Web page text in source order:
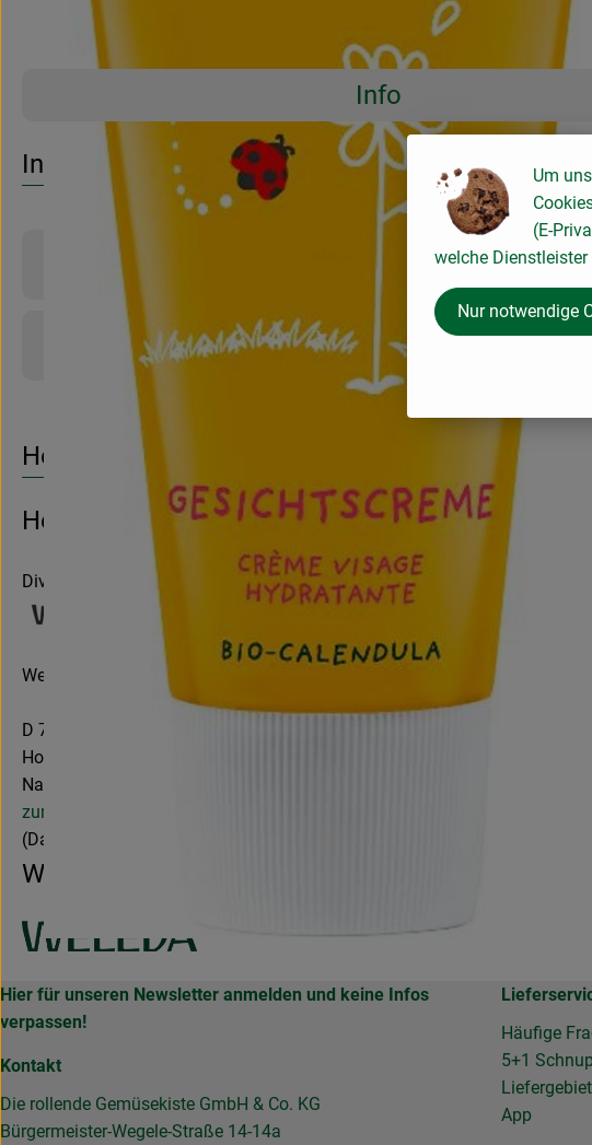
Info
Entdecke passende RezepteEs wurden keine
Info
Produktinformationen
Produktdatenblatt
Herkunft
Hersteller: Weleda
Diverse Länder
Weleda AG
D 73525 Schwäbisch Gmünd
Hochwertige Naturpflegeprodukte für Gesicht, Körper & Haar.
Natürlich wirksame anthroposophische Arzneimittel.
zur WebSite
(Daten von Ecoinform)
Weleda
Hier für unseren Newsletter anmelden und keine Infos
verpassen!
Kontakt
Die rollende Gemüsekiste GmbH & Co. KG
Bürgermeister-Wegele-Straße 14-14a
Häufige
5+1
Liefergebiet
App
Um
(E-
welche
Nur notwendige